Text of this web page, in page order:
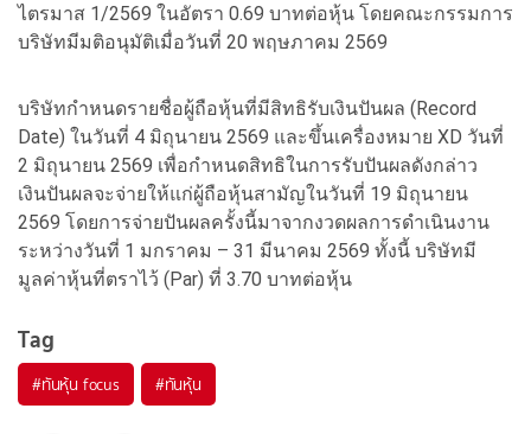
ไตรมาส 1/2569 ในอัตรา 0.69 บาทต่อหุ้น โดยคณะกรรมการ
บริษัทมีมติอนุมัติเมื่อวันที่ 20 พฤษภาคม 2569
บริษัทกำหนดรายชื่อผู้ถือหุ้นที่มีสิทธิรับเงินปันผล (Record
Date) ในวันที่ 4 มิถุนายน 2569 และขึ้นเครื่องหมาย XD วันที่
2 มิถุนายน 2569 เพื่อกำหนดสิทธิในการรับปันผลดังกล่าว
เงินปันผลจะจ่ายให้แก่ผู้ถือหุ้นสามัญในวันที่ 19 มิถุนายน
2569 โดยการจ่ายปันผลครั้งนี้มาจากงวดผลการดำเนินงาน
ระหว่างวันที่ 1 มกราคม – 31 มีนาคม 2569 ทั้งนี้ บริษัทมี
มูลค่าหุ้นที่ตราไว้ (Par) ที่ 3.70 บาทต่อหุ้น
Tag
#ทันหุ้น focus #ทันหุ้น